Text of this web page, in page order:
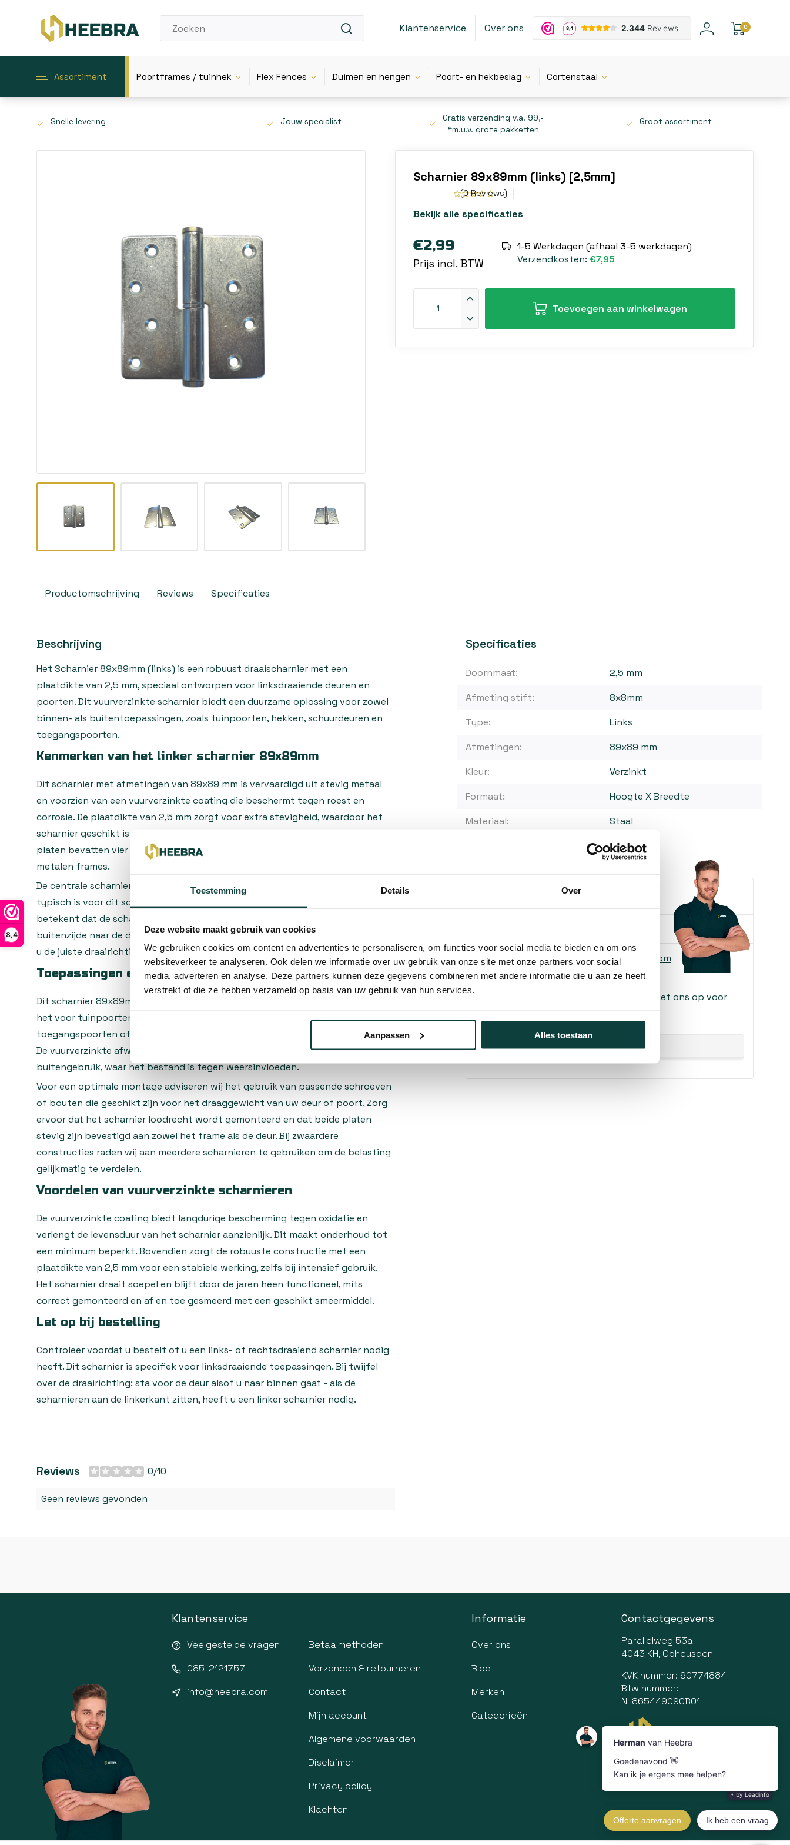
Toestemming Details Over
Deze website maakt gebruik van cookies
We gebruiken cookies om content en advertenties te personaliseren, om functies voor social media te bieden en om ons
websiteverkeer te analyseren. Ook delen we informatie over uw gebruik van onze site met onze partners voor social
media, adverteren en analyse. Deze partners kunnen deze gegevens combineren met andere informatie die u aan ze heeft
verstrekt of die ze hebben verzameld op basis van uw gebruik van hun services.
Aanpassen Alles toestaan
8,4
Klantenservice Over ons 0
Assortiment Poortframes / tuinhek Flex Fences Duimen en hengen Poort- en hekbeslag Cortenstaal
Snelle levering Jouw specialist
Gratis verzending v.a. 99,-
*m.u.v. grote pakketten
Groot assortiment
Scharnier 89x89mm (links) [2,5mm]
(0 Reviews)
Bekijk alle specificaties
€2,99
Prijs incl. BTW
1-5 Werkdagen (afhaal 3-5 werkdagen)
Verzendkosten: €7,95
Toevoegen aan winkelwagen
Productomschrijving Reviews Specificaties
Beschrijving
Het Scharnier 89x89mm (links) is een robuust draaischarnier met een
plaatdikte van 2,5 mm, speciaal ontworpen voor linksdraaiende deuren en
poorten. Dit vuurverzinkte scharnier biedt een duurzame oplossing voor zowel
binnen- als buitentoepassingen, zoals tuinpoorten, hekken, schuurdeuren en
toegangspoorten.
Kenmerken van het linker scharnier 89x89mm
Dit scharnier met afmetingen van 89x89 mm is vervaardigd uit stevig metaal
en voorzien van een vuurverzinkte coating die beschermt tegen roest en
corrosie. De plaatdikte van 2,5 mm zorgt voor extra stevigheid, waardoor het
scharnier geschikt is voor middelzware tot zware deuren en poorten. Beide
platen bevatten vier bevestigingsgaten voor een solide montage op houten of
metalen frames.
De centrale scharnieras heeft een stomp uiteinde aan de bovenzijde, wat
typisch is voor dit soort draaischarnieren. De linksdraaiende uitvoering
betekent dat de scharnieras zich aan de linkerkant bevindt wanneer u vanaf de
buitenzijde naar de deur of poort kijkt. Let hier goed op bij het bestellen, zodat
u de juiste draairichting kiest voor uw toepassing.
Toepassingen en montage
Dit scharnier 89x89mm is veelzijdig inzetbaar voor diverse projecten. Gebruik
het voor tuinpoorten, erfafscheidingen, schuurdeurconstructies,
toegangspoorten of andere situaties waar een betrouwbaar scharnier nodig is.
De vuurverzinkte afwerking maakt het scharnier bijzonder geschikt voor
buitengebruik, waar het bestand is tegen weersinvloeden.
Voor een optimale montage adviseren wij het gebruik van passende schroeven
of bouten die geschikt zijn voor het draaggewicht van uw deur of poort. Zorg
ervoor dat het scharnier loodrecht wordt gemonteerd en dat beide platen
stevig zijn bevestigd aan zowel het frame als de deur. Bij zwaardere
constructies raden wij aan meerdere scharnieren te gebruiken om de belasting
gelijkmatig te verdelen.
Voordelen van vuurverzinkte scharnieren
De vuurverzinkte coating biedt langdurige bescherming tegen oxidatie en
verlengt de levensduur van het scharnier aanzienlijk. Dit maakt onderhoud tot
een minimum beperkt. Bovendien zorgt de robuuste constructie met een
plaatdikte van 2,5 mm voor een stabiele werking, zelfs bij intensief gebruik.
Het scharnier draait soepel en blijft door de jaren heen functioneel, mits
correct gemonteerd en af en toe gesmeerd met een geschikt smeermiddel.
Let op bij bestelling
Controleer voordat u bestelt of u een links- of rechtsdraaiend scharnier nodig
heeft. Dit scharnier is specifiek voor linksdraaiende toepassingen. Bij twijfel
over de draairichting: sta voor de deur alsof u naar binnen gaat - als de
scharnieren aan de linkerkant zitten, heeft u een linker scharnier nodig.
Reviews 0/10
Geen reviews gevonden
Specificaties
Doornmaat:
2,5 mm
Afmeting stift:
8x8mm
Type:
Links
Afmetingen:
89x89 mm
Kleur:
Verzinkt
Formaat:
Hoogte X Breedte
Materiaal:
Staal
Kunnen we je helpen?
Mail ons info@heebra.com
Hovenier of klusbedrijf? Neem contact met ons op voor
Klantenservice
Veelgestelde vragen
085-2121757
info@heebra.com
Betaalmethoden
Verzenden & retourneren
Contact
Mijn account
Algemene voorwaarden
Disclaimer
Privacy policy
Klachten
Informatie
Over ons
Blog
Merken
Categorieën
Contactgegevens
Parallelweg 53a
4043 KH, Opheusden
KVK nummer: 90774884
Btw nummer:
NL865449090B01